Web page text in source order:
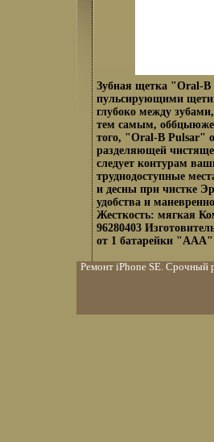
Зубная щетка "Oral-
пульсирующими
глубоко между
тем самым,
того, "Oral-B Pulsar"
разделяющей
следует контурам
труднодоступные
и десны при чистке
удобства и
Жесткость: мягкая
96280403
от 1 батарейки "ААА"
Ремонт iPhone SE. Срочный